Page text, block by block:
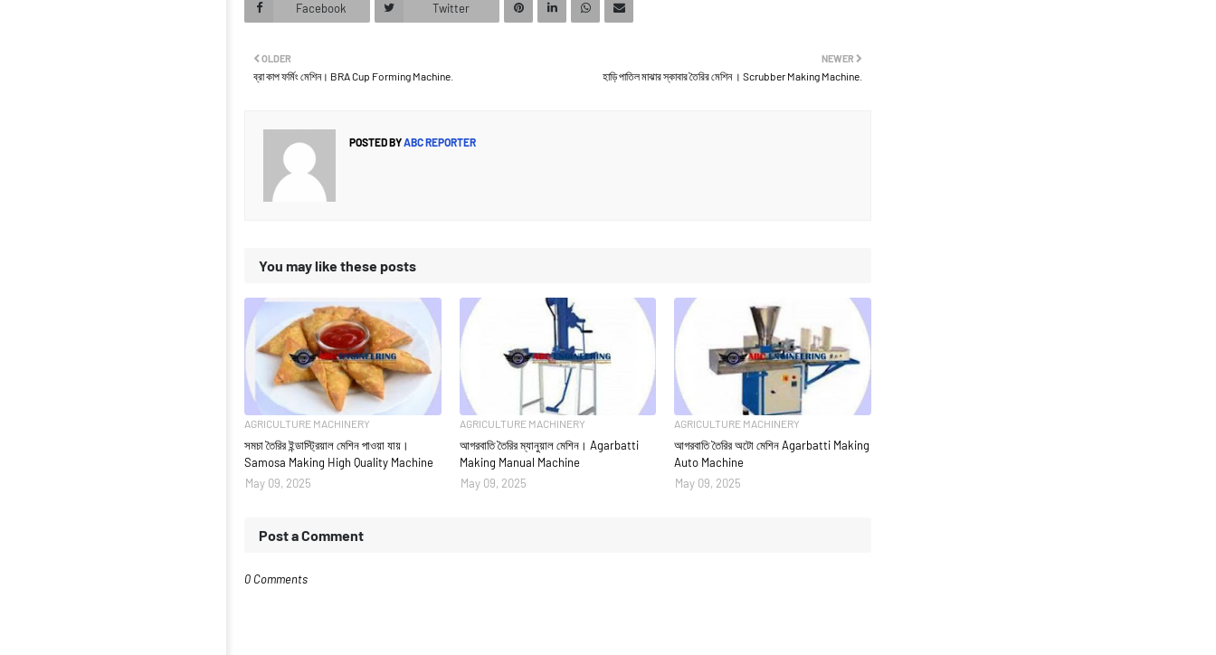
Facebook Twitter
NEWER
হাড়ি পাতিল মাঝার স্কাবার তৈরির মেশিন । Scrubber Making Machine.
OLDER
ব্রা কাপ ফর্মিং মেশিন। BRA Cup Forming Machine.
POSTED BYABC REPORTER
You may like these posts
AGRICULTURE MACHINERY
সমচা তৈরির ইন্ডাস্ট্রিয়াল মেশিন পাওয়া যায়।
Samosa Making High Quality Machine
May 09, 2025
AGRICULTURE MACHINERY
আগরবাতি তৈরির ম্যানুয়াল মেশিন। Agarbatti
Making Manual Machine
May 09, 2025
AGRICULTURE MACHINERY
আগরবাতি তৈরির অটো মেশিন Agarbatti Making
Auto Machine
May 09, 2025
Post a Comment
0 Comments